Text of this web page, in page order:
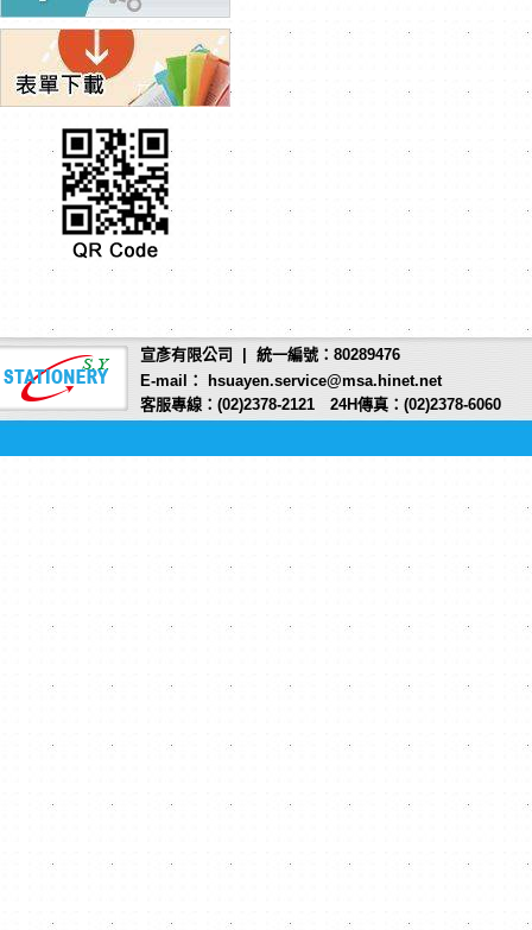
宣彥有限公司 | 統一編號：80289476
E-mail： hsuayen.service@msa.hinet.net
客服專線：(02)2378-2121 24H傳真：(02)2378-6060